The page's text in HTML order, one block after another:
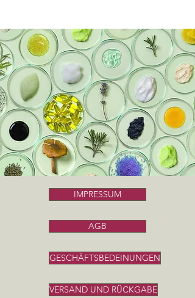
IMPRESSUM
AGB
GESCHÄFTSBEDEINUNGEN
VERSAND UND RÜCKGABE